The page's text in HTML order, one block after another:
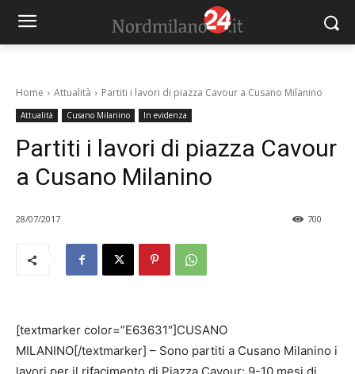
Home Attualità Partiti i lavori di piazza Cavour a Cusano Milanino
Attualità Cusano Milanino In evidenza
Partiti i lavori di piazza Cavour
a Cusano Milanino
28/07/2017 700
[textmarker color=”E63631″]CUSANO
MILANINO[/textmarker] – Sono partiti a Cusano Milanino i